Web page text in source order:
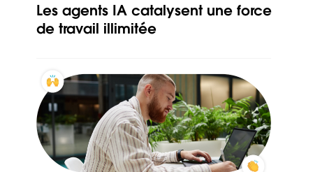
Les agents IA catalysent une force
de travail illimitée